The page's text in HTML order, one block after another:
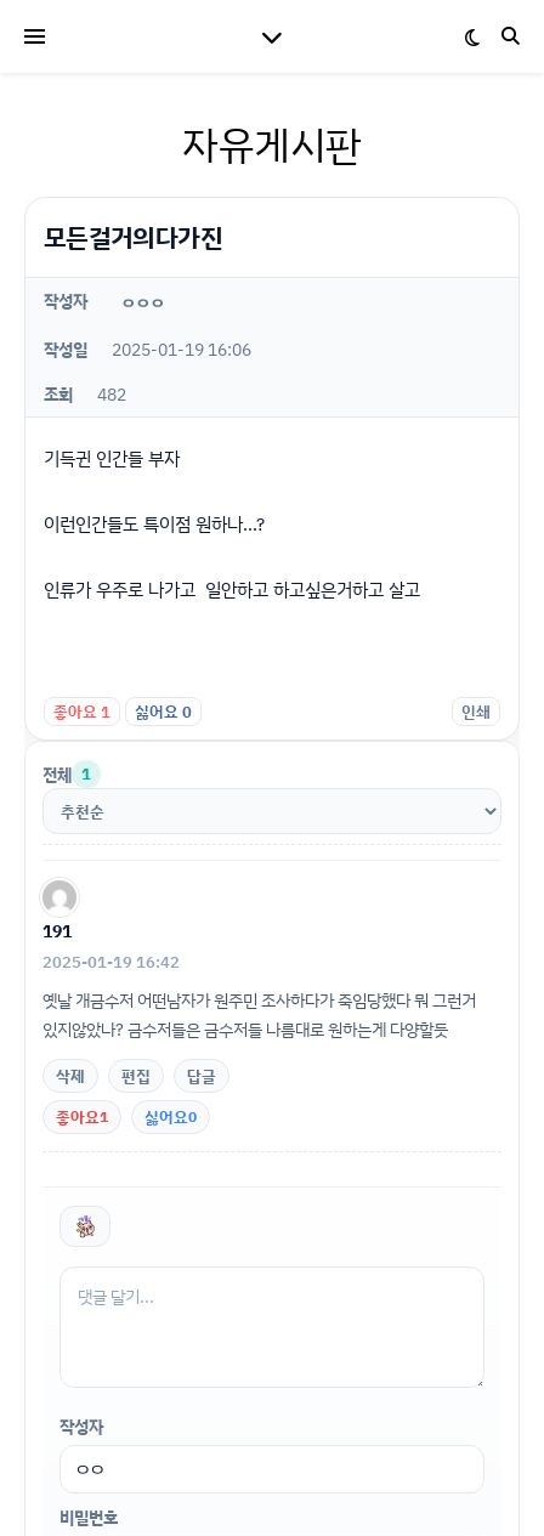
자유게시판
모든걸거의다가진
작성자 ㅇㅇㅇ
작성일
2025-01-19 16:06
조회
482
기득귄 인간들 부자
이런인간들도 특이점 원하나...?
인류가 우주로 나가고 일안하고 하고싶은거하고 살고
좋아요1 싫어요0 인쇄
전체 1
191
2025-01-19 16:42
옛날 개금수저 어떤남자가 원주민 조사하다가 죽임당했다 뭐 그런거
있지않았나? 금수저들은 금수저들 나름대로 원하는게 다양할듯
삭제 편집
답글
좋아요1 싫어요0
작성자
비밀번호